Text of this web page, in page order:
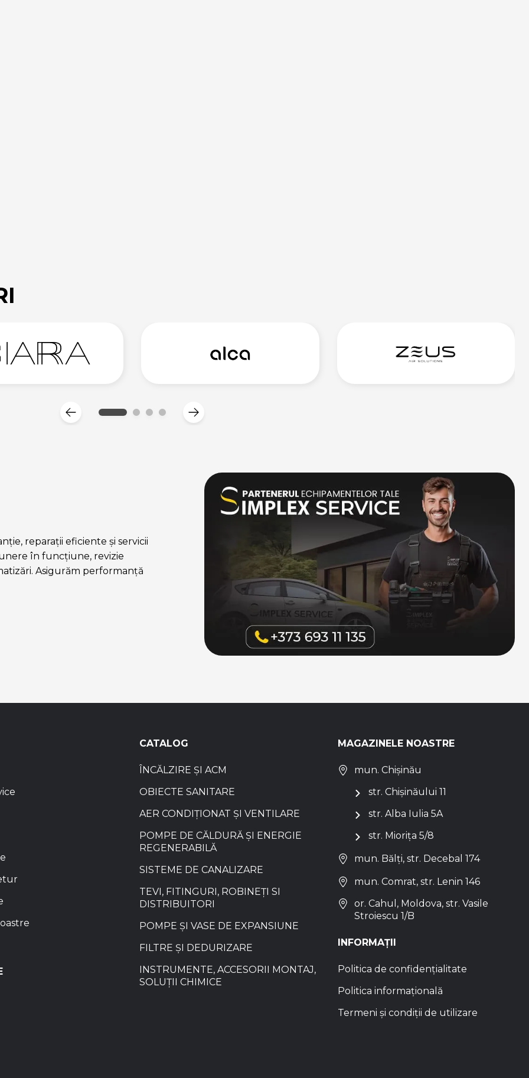
reparații eficiente și servicii
în funcțiune, revizie
Asigurăm performanță
CATALOG
ÎNCĂLZIRE ȘI ACM
OBIECTE SANITARE
AER CONDIȚIONAT ȘI VENTILARE
POMPE DE CĂLDURĂ ȘI ENERGIE
REGENERABILĂ
SISTEME DE CANALIZARE
TEVI, FITINGURI, ROBINEȚI SI
DISTRIBUITORI
POMPE ȘI VASE DE EXPANSIUNE
FILTRE ȘI DEDURIZARE
INSTRUMENTE, ACCESORII MONTAJ,
SOLUȚII CHIMICE
MAGAZINELE NOASTRE
mun. Chișinău
str. Chișinăului 11
str. Alba Iulia 5A
str. Miorița 5/8
mun. Bălți, str. Decebal 174
mun. Comrat, str. Lenin 146
or. Cahul, Moldova, str. Vasile
Stroiescu 1/B
INFORMAȚII
Politica de confidențialitate
Politica informațională
Termeni și condiții de utilizare